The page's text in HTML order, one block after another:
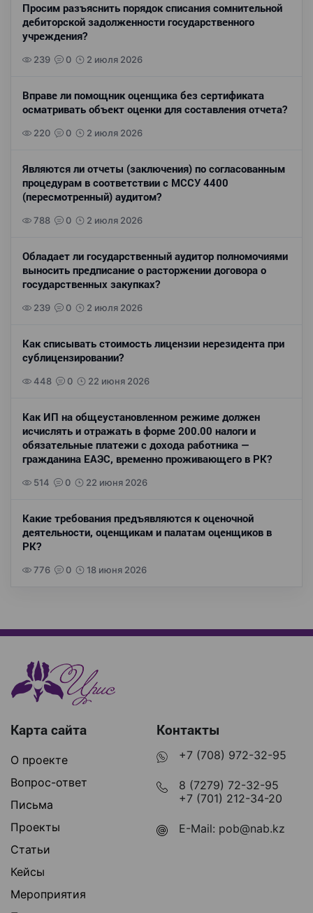
Просим разъяснить порядок списания сомнительной
дебиторской задолженности государственного
учреждения?
239 0 2 июля 2026
Вправе ли помощник оценщика без сертификата
осматривать объект оценки для составления отчета?
220 0 2 июля 2026
Являются ли отчеты (заключения) по согласованным
процедурам в соответствии с МССУ 4400
(пересмотренный) аудитом?
788 0 2 июля 2026
Обладает ли государственный аудитор полномочиями
выносить предписание о расторжении договора о
государственных закупках?
239 0 2 июля 2026
Как списывать стоимость лицензии нерезидента при
сублицензировании?
448 0 22 июня 2026
Как ИП на общеустановленном режиме должен
исчислять и отражать в форме 200.00 налоги и
обязательные платежи с дохода работника —
гражданина ЕАЭС, временно проживающего в РК?
514 0 22 июня 2026
Какие требования предъявляются к оценочной
деятельности, оценщикам и палатам оценщиков в
РК?
776 0 18 июня 2026
Карта сайта
О проекте
Вопрос-ответ
Письма
Проекты
Статьи
Кейсы
Мероприятия
Контакты
+7 (708) 972-32-95
8 (7279) 72-32-95
+7 (701) 212-34-20
E-Mail: pob@nab.kz